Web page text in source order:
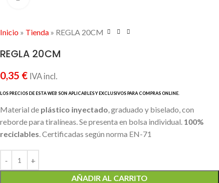
Inicio » Tienda » REGLA 20CM
REGLA 20CM
0,35 € IVA incl.
Material de plástico inyectado, graduado y biselado, con
reborde para tiralíneas. Se presenta en bolsa individual. 100%
reciclables. Certificadas según norma EN-71
AÑADIR AL CARRITO